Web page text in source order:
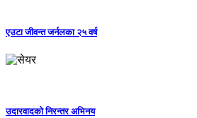
एउटा जीवन्त जर्नलका २५ वर्ष
उदारवादको निरन्तर अभिनय